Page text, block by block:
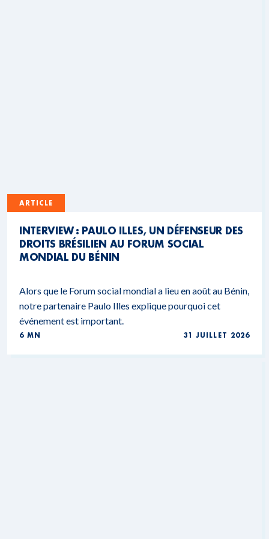
ARTICLE
INTERVIEW : PAULO ILLES, UN DÉFENSEUR DES
DROITS BRÉSILIEN AU FORUM SOCIAL
MONDIAL DU BÉNIN
Alors que le Forum social mondial a lieu en août au Bénin,
notre partenaire Paulo Illes explique pourquoi cet
événement est important.
6 MN 31 JUILLET 2026